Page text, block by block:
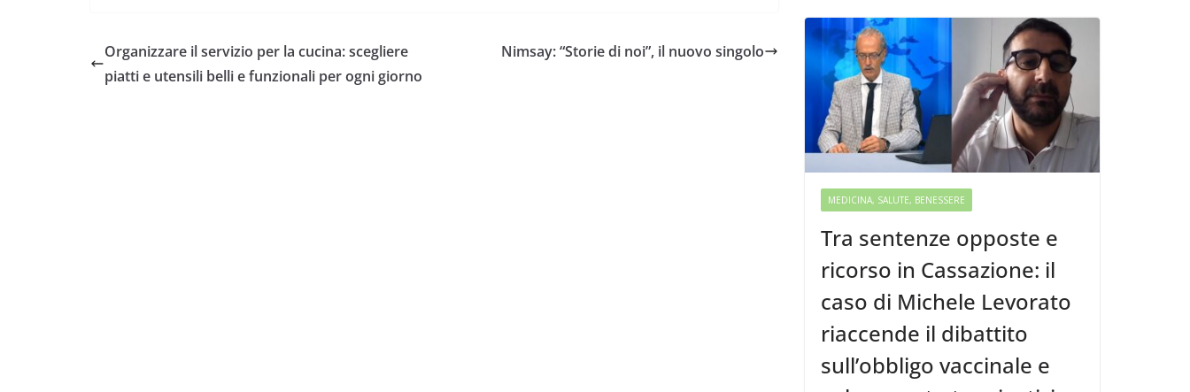
Organizzare il servizio per la cucina: scegliere
piatti e utensili belli e funzionali per ogni giorno
Nimsay: “Storie di noi”, il nuovo singolo
MEDICINA, SALUTE, BENESSERE
Tra sentenze opposte e
ricorso in Cassazione: il
caso di Michele Levorato
riaccende il dibattito
sull’obbligo vaccinale e